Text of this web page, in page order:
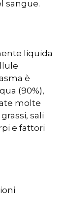
sangue.
liquida
è
(90%),
molte
sali
e fattori